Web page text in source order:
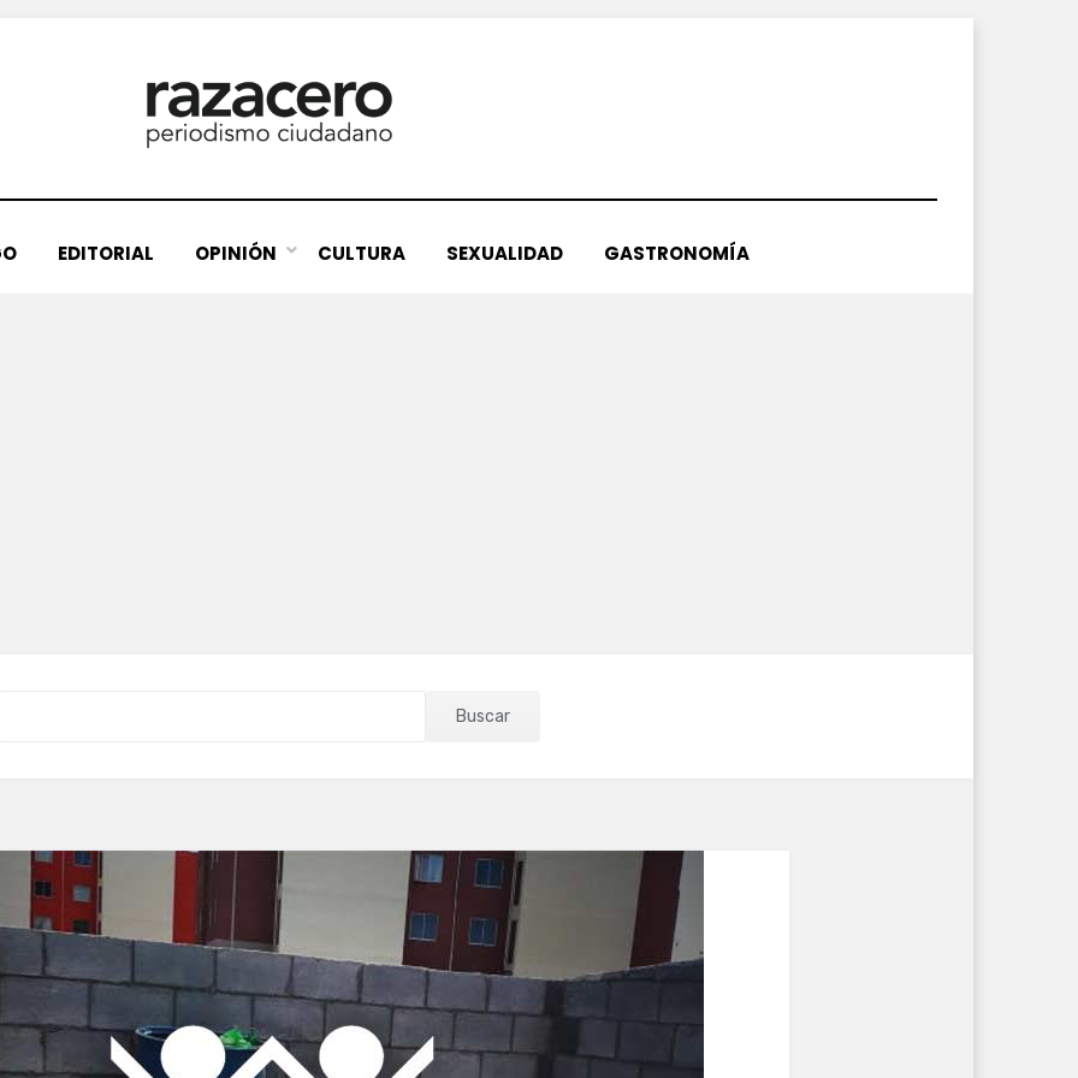
EDITORIAL OPINIÓN CULTURA SEXUALIDAD GASTRONOMÍA
Buscar